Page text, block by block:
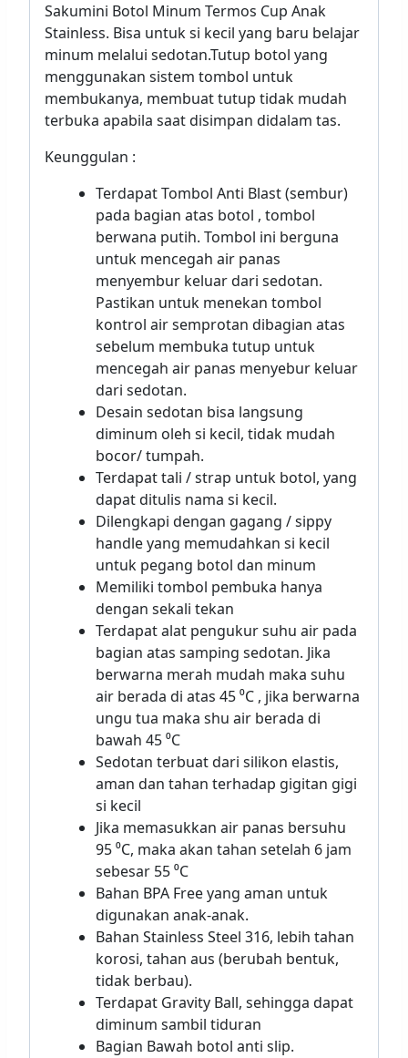
Sakumini Botol Minum Termos Cup Anak
Stainless. Bisa untuk si kecil yang baru belajar
minum melalui sedotan.Tutup botol yang
menggunakan sistem tombol untuk
membukanya, membuat tutup tidak mudah
terbuka apabila saat disimpan didalam tas.
Keunggulan :
Terdapat Tombol Anti Blast (sembur)
pada bagian atas botol , tombol
berwana putih. Tombol ini berguna
untuk mencegah air panas
menyembur keluar dari sedotan.
Pastikan untuk menekan tombol
kontrol air semprotan dibagian atas
sebelum membuka tutup untuk
mencegah air panas menyebur keluar
dari sedotan.
Desain sedotan bisa langsung
diminum oleh si kecil, tidak mudah
bocor/ tumpah.
Terdapat tali / strap untuk botol, yang
dapat ditulis nama si kecil.
Dilengkapi dengan gagang / sippy
handle yang memudahkan si kecil
untuk pegang botol dan minum
Memiliki tombol pembuka hanya
dengan sekali tekan
Terdapat alat pengukur suhu air pada
bagian atas samping sedotan. Jika
berwarna merah mudah maka suhu
air berada di atas 45 ⁰C , jika berwarna
ungu tua maka shu air berada di
bawah 45 ⁰C
Sedotan terbuat dari silikon elastis,
aman dan tahan terhadap gigitan gigi
si kecil
Jika memasukkan air panas bersuhu
95 ⁰C, maka akan tahan setelah 6 jam
sebesar 55 ⁰C
Bahan BPA Free yang aman untuk
digunakan anak-anak.
Bahan Stainless Steel 316, lebih tahan
korosi, tahan aus (berubah bentuk,
tidak berbau).
Terdapat Gravity Ball, sehingga dapat
diminum sambil tiduran
Bagian Bawah botol anti slip.